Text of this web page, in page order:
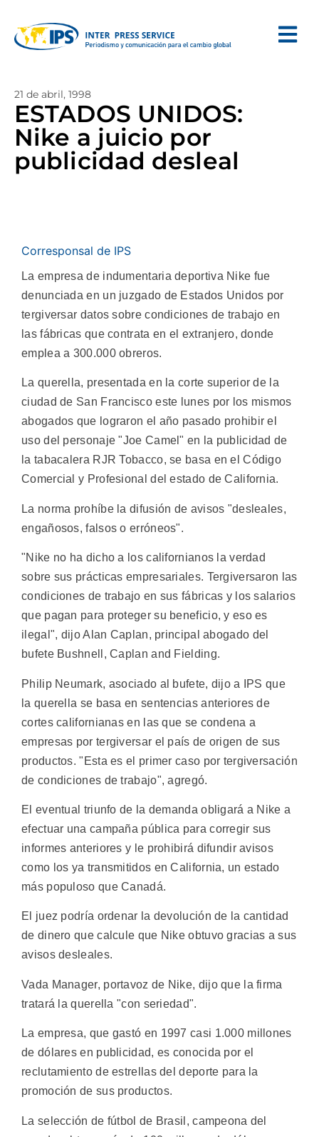
21 de abril, 1998
ESTADOS UNIDOS:
Nike a juicio por
publicidad desleal
Corresponsal de IPS
La empresa de indumentaria deportiva Nike fue
denunciada en un juzgado de Estados Unidos por
tergiversar datos sobre condiciones de trabajo en
las fábricas que contrata en el extranjero, donde
emplea a 300.000 obreros.
La querella, presentada en la corte superior de la
ciudad de San Francisco este lunes por los mismos
abogados que lograron el año pasado prohibir el
uso del personaje "Joe Camel" en la publicidad de
la tabacalera RJR Tobacco, se basa en el Código
Comercial y Profesional del estado de California.
La norma prohíbe la difusión de avisos "desleales,
engañosos, falsos o erróneos".
"Nike no ha dicho a los californianos la verdad
sobre sus prácticas empresariales. Tergiversaron las
condiciones de trabajo en sus fábricas y los salarios
que pagan para proteger su beneficio, y eso es
ilegal", dijo Alan Caplan, principal abogado del
bufete Bushnell, Caplan and Fielding.
Philip Neumark, asociado al bufete, dijo a IPS que
la querella se basa en sentencias anteriores de
cortes californianas en las que se condena a
empresas por tergiversar el país de origen de sus
productos. "Esta es el primer caso por tergiversación
de condiciones de trabajo", agregó.
El eventual triunfo de la demanda obligará a Nike a
efectuar una campaña pública para corregir sus
informes anteriores y le prohibirá difundir avisos
como los ya transmitidos en California, un estado
más populoso que Canadá.
El juez podría ordenar la devolución de la cantidad
de dinero que calcule que Nike obtuvo gracias a sus
avisos desleales.
Vada Manager, portavoz de Nike, dijo que la firma
tratará la querella "con seriedad".
La empresa, que gastó en 1997 casi 1.000 millones
de dólares en publicidad, es conocida por el
reclutamiento de estrellas del deporte para la
promoción de sus productos.
La selección de fútbol de Brasil, campeona del